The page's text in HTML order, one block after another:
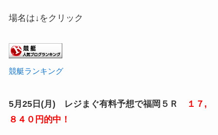
場名は↓をクリック
競艇ランキング
5月25日(月) レジまぐ有料予想で福岡５Ｒ
１７,
８４０円的中！